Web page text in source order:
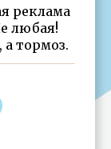
реклама
любая!
а тормоз.